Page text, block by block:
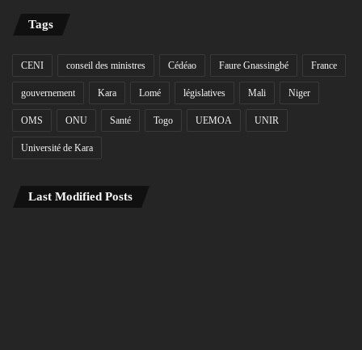
Tags
CENI conseil des ministres Cédéao Faure Gnassingbé France
gouvernement Kara Lomé législatives Mali Niger
OMS ONU Santé Togo UEMOA UNIR
Université de Kara
Last Modified Posts